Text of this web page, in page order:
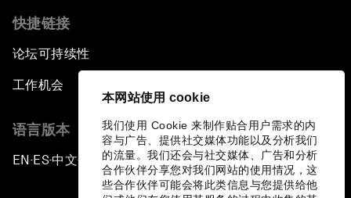
本网站使用 cookie
我们使用 Cookie 来制作贴合用户需求的内
容与广告、提供社交媒体功能以及分析我们
的流量。我们还会与社交媒体、广告和分析
合作伙伴分享您对我们网站的使用情况，这
些合作伙伴可能会将此类信息与您提供给他
快捷链接
论坛可持续性
工作机会
语言版本
EN ▪ ES▪中文▪ 日本語